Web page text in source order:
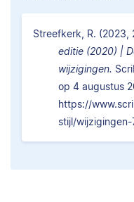
Streefkerk, R. (2023,
editie (2020) |
wijzigingen.
op 4 augustus
https://
stijl/